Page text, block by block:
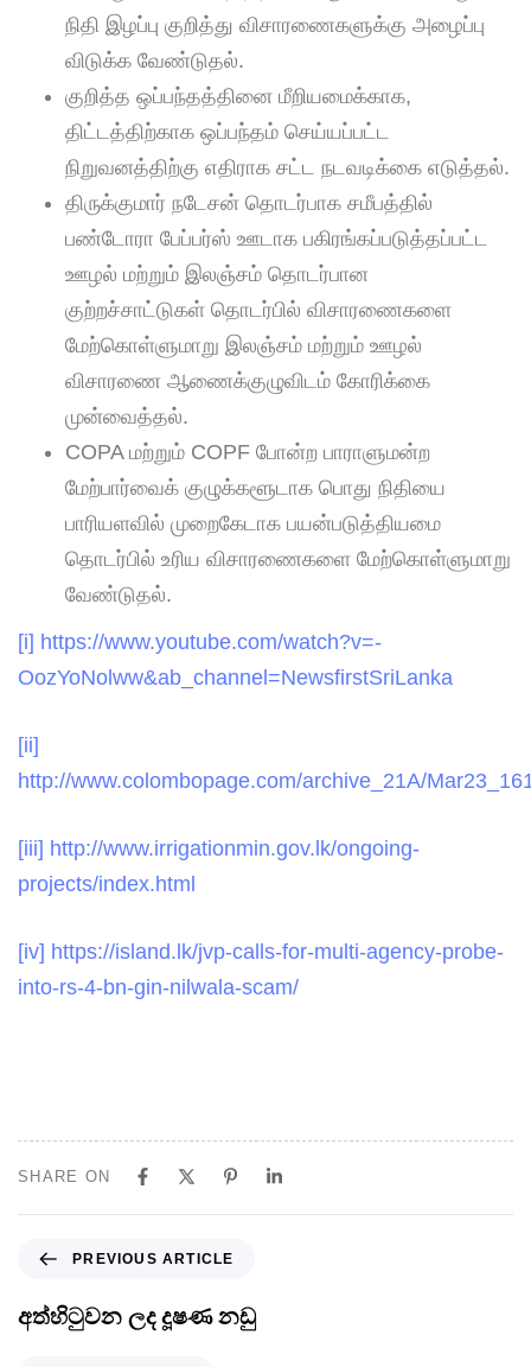
நிதி இழப்பு குறித்து விசாரணைகளுக்கு அழைப்பு
விடுக்க வேண்டுதல்.
குறித்த ஒப்பந்தத்தினை மீறியமைக்காக,
திட்டத்திற்காக ஒப்பந்தம் செய்யப்பட்ட
நிறுவனத்திற்கு எதிராக சட்ட நடவடிக்கை எடுத்தல்.
திருக்குமார் நடேசன் தொடர்பாக சமீபத்தில்
பண்டோரா பேப்பர்ஸ் ஊடாக பகிரங்கப்படுத்தப்பட்ட
ஊழல் மற்றும் இலஞ்சம் தொடர்பான
குற்றச்சாட்டுகள் தொடர்பில் விசாரணைகளை
மேற்கொள்ளுமாறு இலஞ்சம் மற்றும் ஊழல்
விசாரணை ஆணைக்குழுவிடம் கோரிக்கை
முன்வைத்தல்.
COPA மற்றும் COPF போன்ற பாராளுமன்ற
மேற்பார்வைக் குழுக்களூடாக பொது நிதியை
பாரியளவில் முறைகேடாக பயன்படுத்தியமை
தொடர்பில் உரிய விசாரணைகளை மேற்கொள்ளுமாறு
வேண்டுதல்.
[i] https://www.youtube.com/watch?v=-
OozYoNolww&ab_channel=NewsfirstSriLanka
[ii]
http://www.colombopage.com/archive_21A/
[iii] http://www.irrigationmin.gov.lk/ongoing-
projects/index.html
[iv] https://island.lk/jvp-calls-for-multi-agency-probe-
into-rs-4-bn-gin-nilwala-scam/
SHARE ON
PREVIOUS ARTICLE
අත්හිටුවන ලද දූෂණ නඩු